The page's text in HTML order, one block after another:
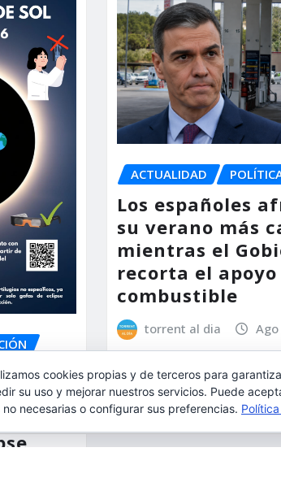
ACTUALIDAD
Los españoles
su verano más
mientras el
recorta el
combustible
torrent al dia
cookies propias y de terceros para
su uso y mejorar nuestros servicios. Puede
no necesarias o configurar sus preferencias.
cookies. Si continúas navegando por él, aceptas su uso.
cómo gestionar las cookies, consulta: